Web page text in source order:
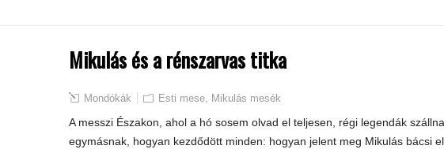
Mikulás és a rénszarvas titka
Mondókák Esti mese, Mikulás mesék
A messzi Északon, ahol a hó sosem olvad el teljesen, régi legendák
egymásnak, hogyan kezdődött minden: hogyan jelent meg Mikulás bácsi